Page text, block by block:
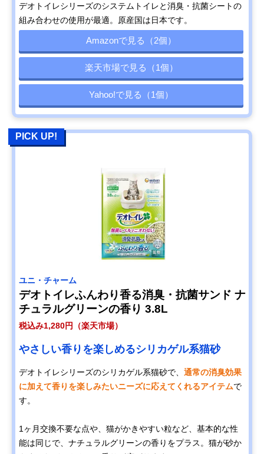
デオトイレシリーズのシステムトイレと消臭・抗菌シートの
組み合わせの使用が最適。原産国は日本です。
Amazonで見る（2個）
楽天市場で見る（1個）
Yahoo!で見る（1個）
PICK UP!
ユニ・チャーム
デオトイレふんわり香る消臭・抗菌サンド ナ
チュラルグリーンの香り 3.8L
税込み1,280円（楽天市場）
やさしい香りを楽しめるシリカゲル系猫砂
デオトイレシリーズのシリカゲル系猫砂で、 通常の消臭効果
に加えて香りを楽しみたいニーズに応えてくれるアイテムで
す。
1ヶ月交換不要な点や、猫がかきやすい粒など、基本的な性
能は同じで、ナチュラルグリーンの香りをプラス。猫が砂か